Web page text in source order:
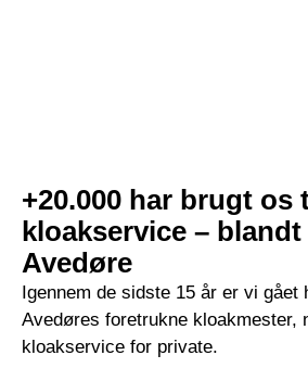
+20.000 har brugt os
kloakservice –
Avedøre
Igennem de sidste 15 år er vi gået
Avedøres foretrukne kloakmester,
kloakservice for private.